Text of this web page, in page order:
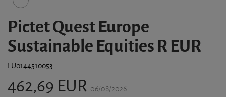
Pictet Quest Europe
Sustainable Equities R EUR
LU0144510053
462,69 EUR 06/08/2026